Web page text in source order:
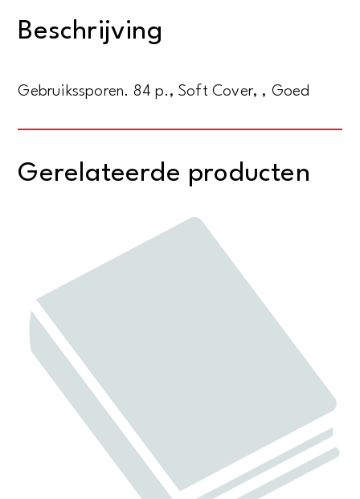
Beschrijving
Gebruikssporen. 84 p., Soft Cover, , Goed
Gerelateerde producten